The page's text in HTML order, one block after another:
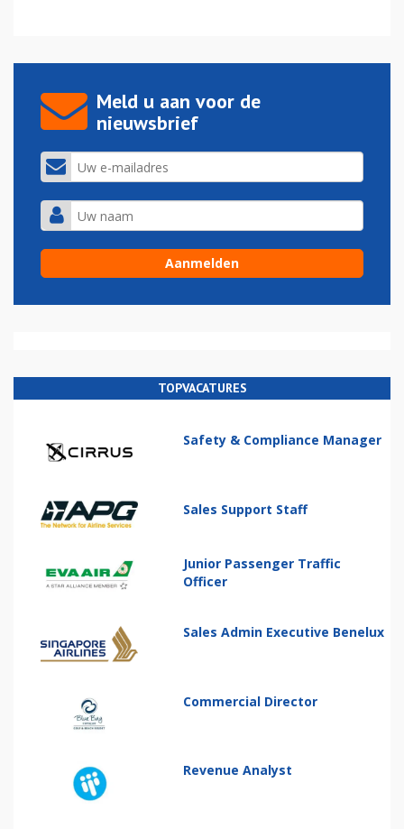
Meld u aan voor de
nieuwsbrief
TOPVACATURES
Safety & Compliance Manager
Sales Support Staff
Junior Passenger Traffic
Officer
Sales Admin Executive Benelux
Commercial Director
Revenue Analyst